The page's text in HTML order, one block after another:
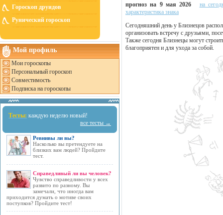
Гороскоп друидов
Рунический гороскоп
Мой профиль
Мои гороскопы
Персональный гороскоп
Совместимость
Подписка на гороскопы
Тесты: каждую неделю новый!
все тесты →
Ревнивы ли вы?
Насколько вы претендуете на
близких вам людей? Пройдите
тест.
Справедливый ли вы человек?
Чувство справедливости у всех
развито по разному. Вы
замечали, что иногда вам
приходится думать о мотиве своих
поступков? Пройдите тест!
прогноз на 9 мая 2026
на
характеристика знака
Сегодняшний день у Близнецов
организовать встречу с друзьями,
Также сегодня Близнецы могут
благоприятен и для ухода за собой.